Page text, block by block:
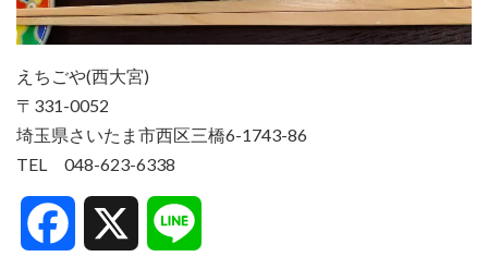
えちごや(西大宮)
〒331-0052
埼玉県さいたま市西区三橋6-1743-86
TEL 048-623-6338
Facebook